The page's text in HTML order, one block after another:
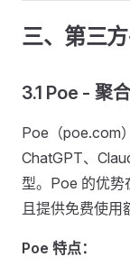
三、第三
3.1 Poe - 聚
Poe（poe.com
ChatGPT、
型。Poe 的优势
且提供免费使用
Poe 特点：